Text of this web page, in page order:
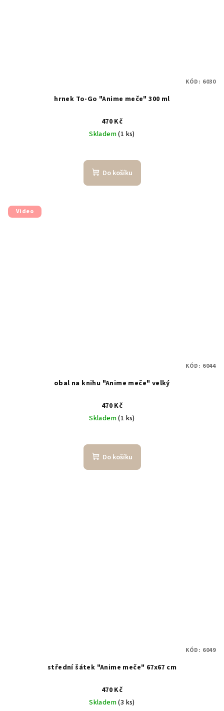
hrnek To-Go "Anime meče" 300 ml
470 Kč
Skladem(1 ks)
Do košíku
KÓD: 6030
Video
obal na knihu "Anime meče" velký
470 Kč
Skladem(1 ks)
Do košíku
KÓD: 6044
střední šátek "Anime meče" 67x67 cm
470 Kč
Skladem(3 ks)
KÓD: 6049